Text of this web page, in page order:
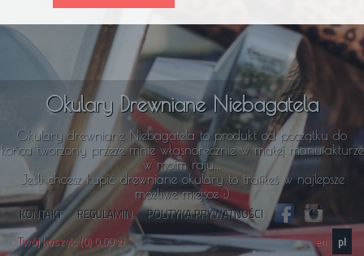
Okulary Drewniane Niebagatela
Okulary drewniane Niebagatela to produkt od początku do
końca tworzony przeze mnie własnoręcznie w małej manufakturze
w moim raju...
Jeśli chcesz kupić drewniane okulary to trafiłeś w najlepsze
możliwe miejsce :)
KONTAKT REGULAMIN
POLITYKA PRYWATNOŚCI
Twój koszyk: (0) 0,00 zł
en pl